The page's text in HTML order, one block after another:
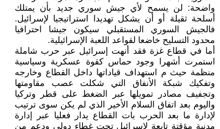
واضحة: لن يسمح لأي جيش سوري جديد بأن يمتلك
أسلحة ثقيلة أو أن يشكل تهديدا استراتيجيا لإسرائيل.
فالجيش السوري المستقبلي سيكون جيشا احترافيا
محدود التسليح خاضعا لقواعد اللعبة الإسرائيلية.
أما في قطاع غزة فقد أنهت إسرائيل عبر حرب شاملة
استمرت أشهرا وجود حماس كقوة عسكرية وسياسية
منظمة حيث م استهداف قياداتها داخل القطاع وخارجه
وتفكيك شبكة الأنفاق التي شكلت عصب مقاومتها
وتجفيف مصادر تمويلها عبر الضغط على قطر وتركيا
واليوم بعد اتفاق السلام الأخير الذي لم يكن سوى ترتيب
لإدارة ما بعد الحرب بات القطاع يدار فعليا عبر إدارة
مدنية مؤقتة تابعة لإسرائيل تحت غطاء دولي ودعم من